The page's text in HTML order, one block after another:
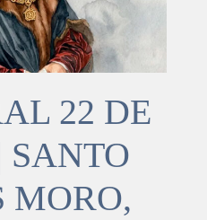
22 DE
SANTO
MORO,